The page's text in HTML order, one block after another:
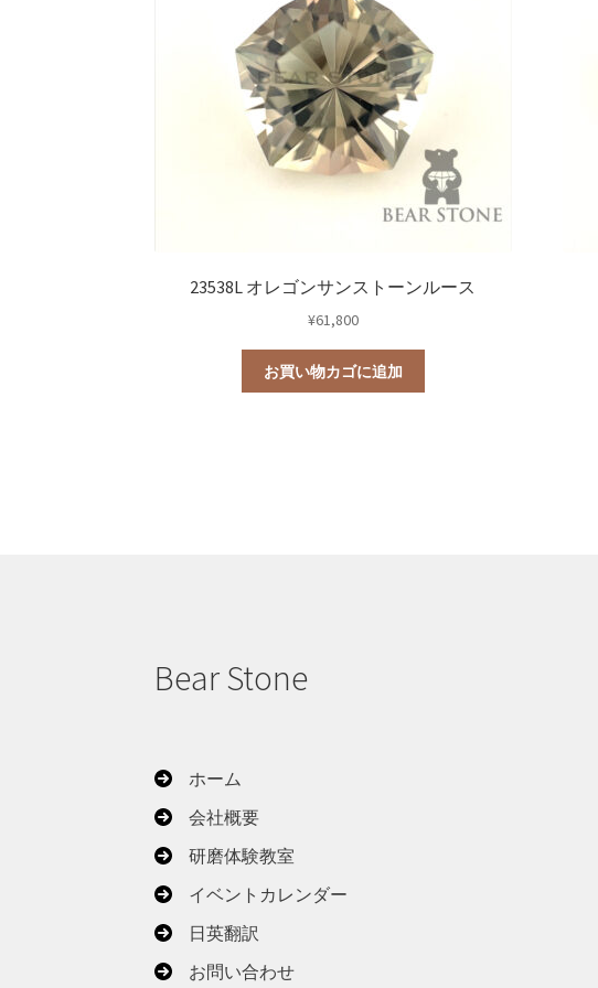
23538L オレゴンサンストーンルース
¥61,800
お買い物カゴに追加
Bear Stone
ホーム
会社概要
研磨体験教室
イベントカレンダー
日英翻訳
お問い合わせ